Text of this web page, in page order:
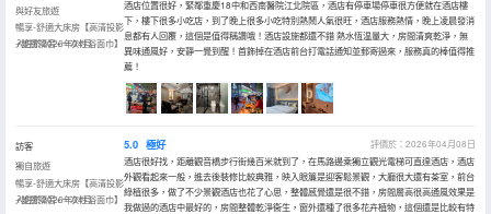
與好友旅遊
暢享-舒適大床房【高清投影
+雙層隔音+一次性浴面巾】
入住於2026年04月
酒店位置很好，緊鄰重慶18中和西南醫院江北院區，酒店有停車場停車很方便就在酒店樓
下，樓下很多小吃店，到了晚上很多小吃特別熱鬧人氣很旺，酒店服務熱情，晚上凌晨發消
息都有人回覆，這個是值得稱讚哦！酒店設施都還不錯 熱水恆温量大，房間清爽乾淨，無
異味通風好，安靜一覺到醒！首飾掉在酒店前台打電話通知並郵寄過來，服務真的棒值得推
薦！
訪客
獨自旅遊
暢享-舒適大床房【高清投影
+雙層隔音+一次性浴面巾】
入住於2026年04月
5.0 極好
評價於：2026年04月08日
酒店很好找，距離觀音橋步行街幾百米就到了，在馬路邊乘獨立觀光電梯可直達酒店，酒店
外觀看起來一般，進去後裝修比較典雅，映入眼簾是迎客鬆景觀，大廳很大還有茶室，前台
綠植很多，做了不少景觀酒店也花了心思，整體感覺還是很不錯，房間層高很高通風效果是
我做過的酒店中最好的，房間整體乾淨衞生，窗外還種了很多花卉植物，這個還是比較有特